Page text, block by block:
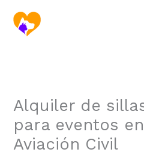
contenido
Alquiler de
para eventos
Aviación Civil